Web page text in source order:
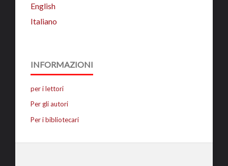
English
Italiano
INFORMAZIONI
per i lettori
Per gli autori
Per i bibliotecari